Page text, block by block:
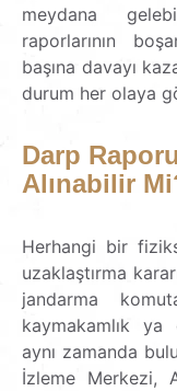
meydana
raporlarının
başına davayı
durum her olaya
Darp Raporu
Alınabilir
Herhangi bir
uzaklaştırma
jandarma
kaymakamlık
aynı zamanda
İzleme Merkezi,